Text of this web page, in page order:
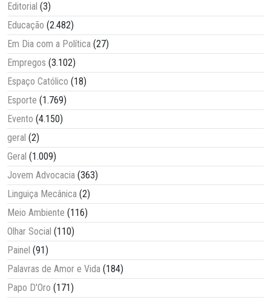
Editorial (3)
Educação (2.482)
Em Dia com a Política (27)
Empregos (3.102)
Espaço Católico (18)
Esporte (1.769)
Evento (4.150)
geral (2)
Geral (1.009)
Jovem Advocacia (363)
Linguiça Mecânica (2)
Meio Ambiente (116)
Olhar Social (110)
Painel (91)
Palavras de Amor e Vida (184)
Papo D'Oro (171)